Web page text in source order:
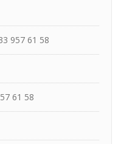
957 61 58
61 58